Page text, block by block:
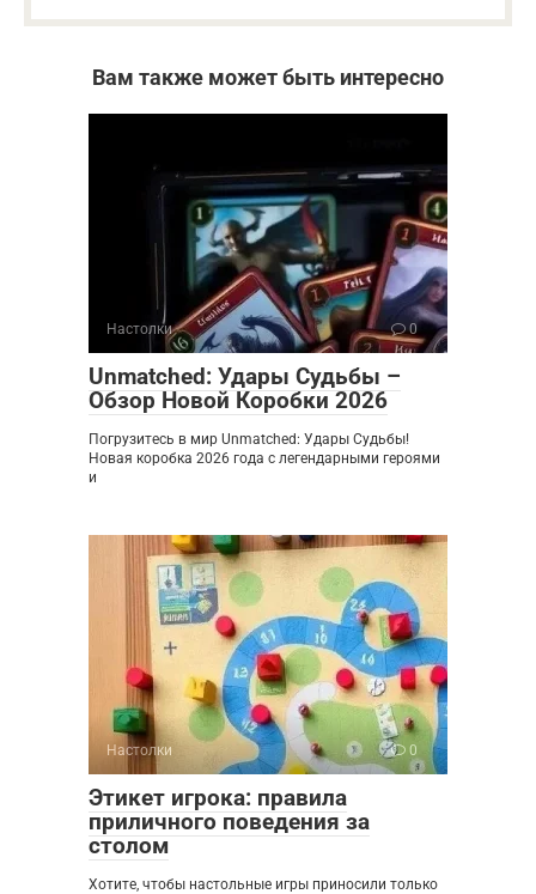
Вам также может быть интересно
Настолки 0
Unmatched: Удары Судьбы –
Обзор Новой Коробки 2026
Погрузитесь в мир Unmatched: Удары Судьбы!
Новая коробка 2026 года с легендарными героями
и
Настолки 0
Этикет игрока: правила
приличного поведения за
столом
Хотите, чтобы настольные игры приносили только